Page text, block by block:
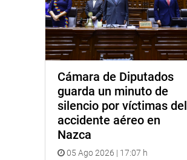
Cámara de Diputados
guarda un minuto de
silencio por víctimas del
accidente aéreo en
Nazca
05 Ago 2026 | 17:07 h